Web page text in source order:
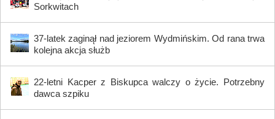
Sorkwitach
37-latek zaginął nad jeziorem Wydmińskim. Od rana trwa
kolejna akcja służb
22-letni Kacper z Biskupca walczy o życie. Potrzebny
dawca szpiku